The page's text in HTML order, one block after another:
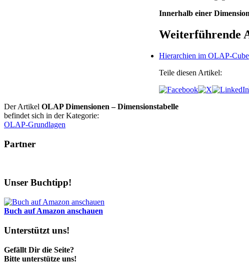
Innerhalb einer
Weiterführende
Hierarchien im OLAP-Cube
Teile diesen Artikel:
Der Artikel OLAP Dimensionen – Dimensionstabelle
befindet sich in der Kategorie:
OLAP-Grundlagen
Partner
Unser Buchtipp!
Buch auf Amazon anschauen
Unterstützt uns!
Gefällt Dir die Seite?
Bitte unterstütze uns!